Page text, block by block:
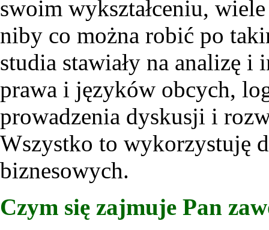
swoim wykształceniu,
niby co można robić po
studia stawiały na analizę i
prawa i języków obcych,
prowadzenia dyskusji i
Wszystko to wykorzystuję
biznesowych.
Czym się zajmuje Pan